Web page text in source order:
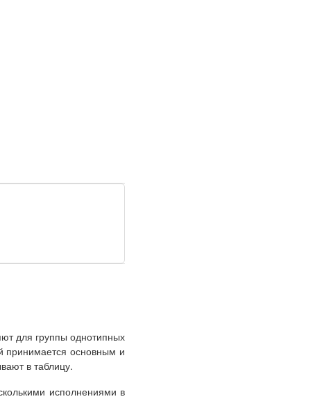
для группы однотипных
принимается основным и
в таблицу.
исполнениями в